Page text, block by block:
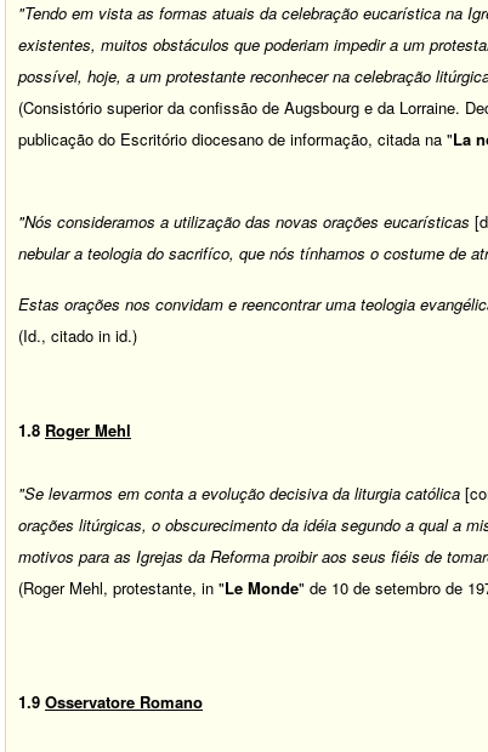
"Tendo em vista as formas atuais da celebração eucarística na
existentes, muitos obstáculos que poderiam impedir a um
possível, hoje, a um protestante reconhecer na celebração
(Consistório superior da confissão de Augsbourg e da Lorraine.
publicação do Escritório diocesano de informação, citada na "La
"Nós consideramos a utilização das novas orações eucarísticas
nebular a teologia do sacrifíco, que nós tínhamos o costume de
Estas orações nos convidam e reencontrar uma teologia
(Id., citado in id.)
1.8 Roger Mehl
"Se levarmos em conta a evolução decisiva da liturgia católica
orações litúrgicas, o obscurecimento da idéia segundo a qual a
motivos para as Igrejas da Reforma proibir aos seus fiéis de
(Roger Mehl, protestante, in "Le Monde" de 10 de setembro de
1.9 Osservatore Romano